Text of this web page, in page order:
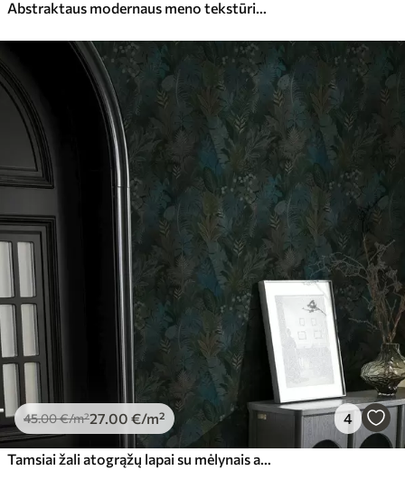
45.00€/m²27 .00 €/m² 4